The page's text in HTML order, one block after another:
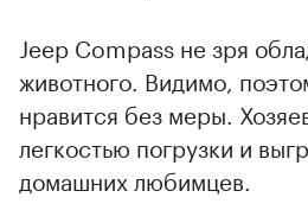
Jeep Compass не зря
животного. Видимо,
нравится без меры.
легкостью погрузки и
домашних любимцев.